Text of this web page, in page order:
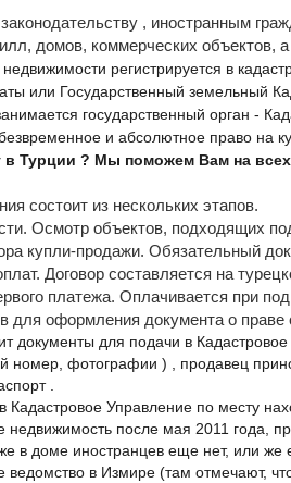
, иностранным
домов, коммерческих объектов,
регистрируется в
или Государственный земельный
государственный орган -
и абсолютное право на
в Турции ? Мы поможем Вам на всех
состоит из нескольких этапов.
Осмотр объектов, подходящих
купли-продажи. Обязательный
Договор составляется на
платежа. Оплачивается при
для оформления документа о праве
документы для подачи в
номер, фотографии ) , продавец
.
Кадастровое Управление по месту
недвижимость после мая 2011
в доме иностранцев еще нет, или
в Измире (там отмечают,